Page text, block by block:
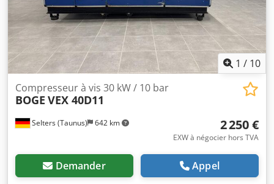
1 / 10
Selters (Taunus) 642 km
Compresseur à vis 30 kW / 10 bar
BOGE VEX 40D11
2 250 €
EXW à négocier hors TVA
Demander Appel